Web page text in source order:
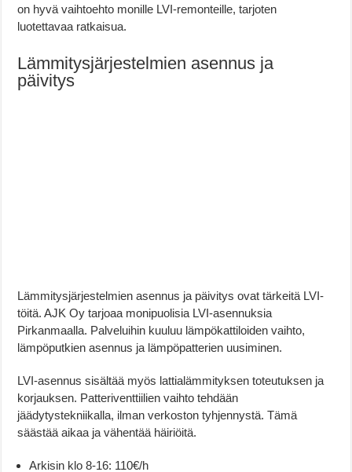
on hyvä vaihtoehto monille LVI-remonteille, tarjoten
luotettavaa ratkaisua.
Lämmitysjärjestelmien asennus ja
päivitys
Lämmitysjärjestelmien asennus ja päivitys ovat tärkeitä LVI-
töitä. AJK Oy tarjoaa monipuolisia LVI-asennuksia
Pirkanmaalla. Palveluihin kuuluu lämpökattiloiden vaihto,
lämpöputkien asennus ja lämpöpatterien uusiminen.
LVI-asennus sisältää myös lattialämmityksen toteutuksen ja
korjauksen. Patteriventtiilien vaihto tehdään
jäädytystekniikalla, ilman verkoston tyhjennystä. Tämä
säästää aikaa ja vähentää häiriöitä.
Arkisin klo 8-16: 110€/h